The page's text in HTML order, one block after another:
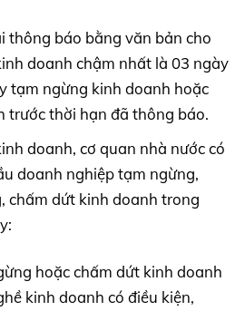
thông báo bằng văn bản cho
doanh chậm nhất là 03 ngày
tạm ngừng kinh doanh hoặc
trước thời hạn đã thông báo.
doanh, cơ quan nhà nước có
doanh nghiệp tạm ngừng,
chấm dứt kinh doanh trong
hoặc chấm dứt kinh doanh
kinh doanh có điều kiện,